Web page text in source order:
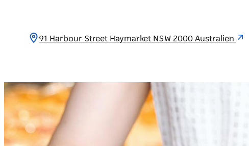
91 Harbour Street Haymarket NSW 2000 Australien